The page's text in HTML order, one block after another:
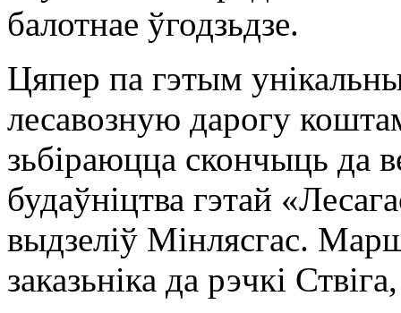
балотнае ўгодзьдзе.
Цяпер па гэтым
лесавозную дарогу
зьбіраюцца скончыць да
будаўніцтва гэтай
выдзеліў Мінлясгас.
заказьніка да рэчкі